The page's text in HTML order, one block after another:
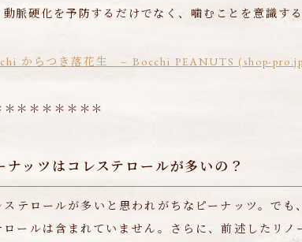
脈硬化を予防するだけでなく、噛むことを意識す
からつき落花生– Bocchi PEANUTS (shop-
＊＊＊＊＊＊＊＊
ナッツはコレステロールが多いの？
ステロールが多いと思われがちなピーナッツ。で
ロールは含まれていません。さらに、前述したリノ